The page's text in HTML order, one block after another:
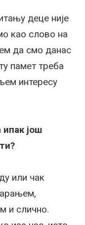
деце није
као слово на
да смо данас
памет треба
интересу
још
или чак
и слично.